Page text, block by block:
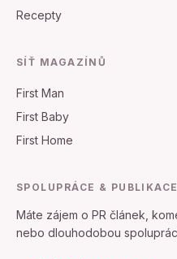
Recepty
SÍŤ MAGAZÍNŮ
First Man
First Baby
First Home
SPOLUPRÁCE & PUBLIKACE
Máte zájem o PR článek,
nebo dlouhodobou